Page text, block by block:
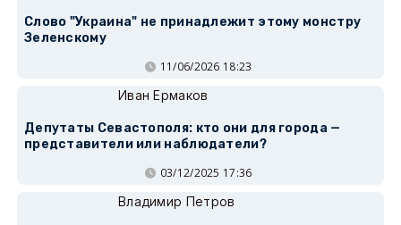
Слово "Украина" не принадлежит этому монстру
Зеленскому
11/06/2026 18:23
Иван Ермаков
Депутаты Севастополя: кто они для города —
представители или наблюдатели?
03/12/2025 17:36
Владимир Петров